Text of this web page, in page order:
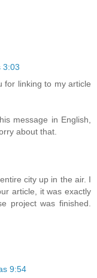
3:03
for linking to my article
message in English,
about that.
city up in the air. I
article, it was exactly
project was finished.
9:54